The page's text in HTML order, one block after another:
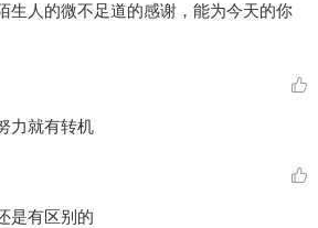
生人的微不足道的感谢，能为今天的你
力就有转机
是有区别的